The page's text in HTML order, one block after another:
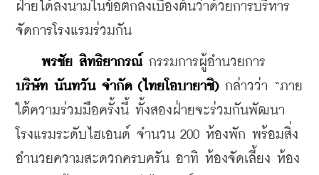
ฝ่ายได้ลงนามในข้อตกลงเบื้องต้นว่าด้วยการบริหาร
จัดการโรงแรมร่วมกัน
พรชัย สิทธิยากรณ์
บริษัท นันทวัน จำกัด (ไทยโอบายาชิ) กล่าวว่า “ภาย
ใต้ความร่วมมือครั้งนี้ ทั้งสองฝ่ายจะร่วมกันพัฒนา
โรงแรมระดับไฮเอนด์ จำนวน 200 ห้องพัก พร้อมสิ่ง
อำนวยความสะดวกครบครัน อาทิ ห้องจัดเลี้ยง ห้อง